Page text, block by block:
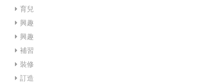
育兒
興趣
興趣
補習
裝修
訂造